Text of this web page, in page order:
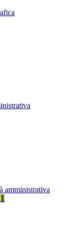
amministrativa
1